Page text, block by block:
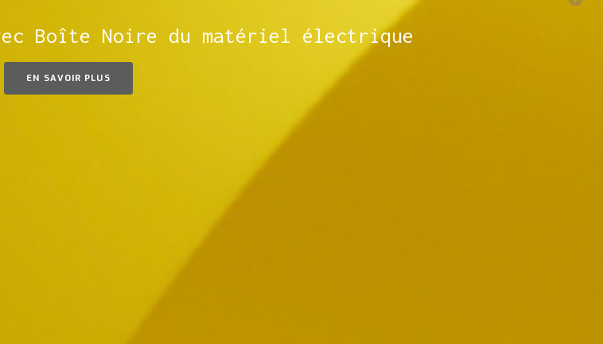
PHYSIQUE
EN SAVOIR PLUS
#cyberstealth
EN SAVOIR PLUS
Boîte Noire du matériel électrique
EN SAVOIR PLUS